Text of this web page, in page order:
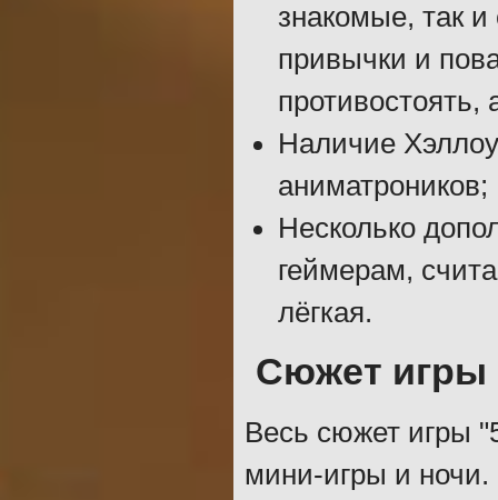
знакомые, так
привычки и
противостоять,
Наличие
аниматроников;
Несколько
геймерам,
лёгкая.
Сюжет игры
Весь сюжет игры
мини-игры и